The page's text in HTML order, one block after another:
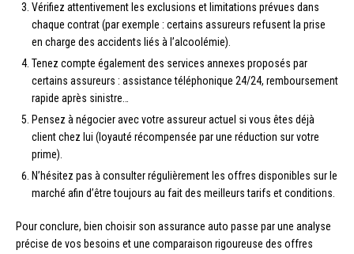
Vérifiez attentivement les exclusions et limitations prévues dans
chaque contrat (par exemple : certains assureurs refusent la prise
en charge des accidents liés à l’alcoolémie).
Tenez compte également des services annexes proposés par
certains assureurs : assistance téléphonique 24/24, remboursement
rapide après sinistre…
Pensez à négocier avec votre assureur actuel si vous êtes déjà
client chez lui (loyauté récompensée par une réduction sur votre
prime).
N’hésitez pas à consulter régulièrement les offres disponibles sur le
marché afin d’être toujours au fait des meilleurs tarifs et conditions.
Pour conclure, bien choisir son assurance auto passe par une analyse
précise de vos besoins et une comparaison rigoureuse des offres